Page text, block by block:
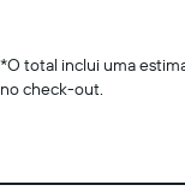
*O total inclui uma
no check-out.